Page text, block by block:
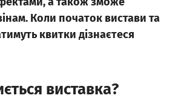
Коли початок вистави та
квитки дізнаєтеся
виставка?